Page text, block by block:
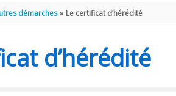
démarches Le certificat d’hérédité
d’hérédité